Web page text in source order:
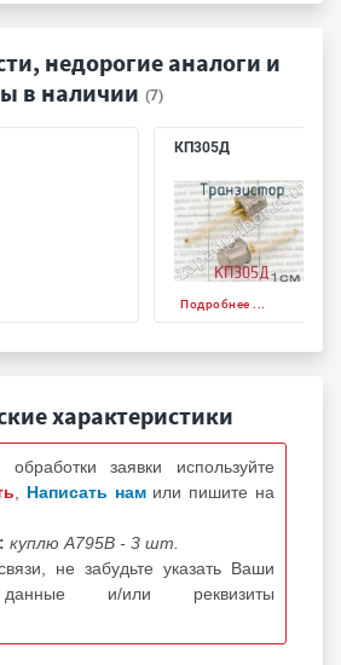
недорогие аналоги и
в наличии (7)
КП305Д
Подробнее ...
характеристики
заявки используйте
Написать нам или пишите на
куплю А795В - 3 шт.
не забудьте указать Ваши
данные и/или реквизиты